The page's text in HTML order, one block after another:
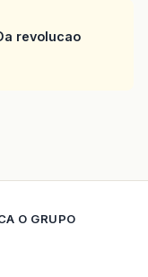
revolucao
O GRUPO